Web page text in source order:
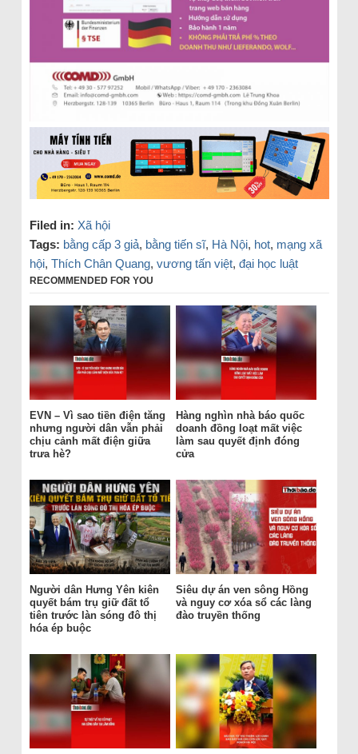
Filed in: Xã hội
Tags: bằng cấp 3 giả, bằng tiến sĩ, Hà Nội, hot, mạng xã
hội, Thích Chân Quang, vương tấn việt, đại học luật
RECOMMENDED FOR YOU
EVN – Vì sao tiền điện tăng
nhưng người dân vẫn phải
chịu cảnh mất điện giữa
trưa hè?
Hàng nghìn nhà báo quốc
doanh đồng loạt mất việc
làm sau quyết định đóng
cửa
Người dân Hưng Yên kiên
quyết bám trụ giữ đất tổ
tiên trước làn sóng đô thị
hóa ép buộc
Siêu dự án ven sông Hồng
và nguy cơ xóa sổ các làng
đào truyền thống